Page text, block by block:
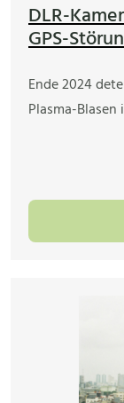
DLR-
GPS-
Ende 2024
Plasma-